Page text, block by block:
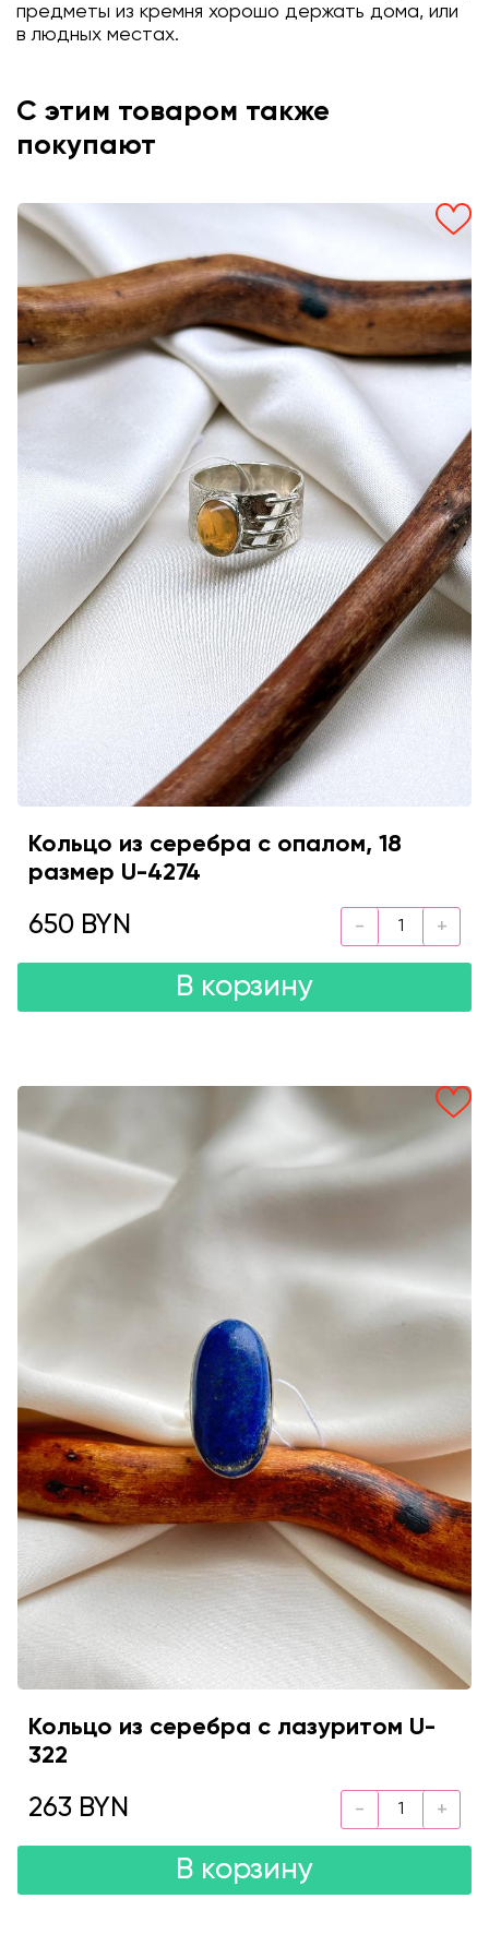
предметы из кремня хорошо держать дома, или
в людных местах.
С этим товаром также
покупают
Кольцо из серебра с опалом, 18
размер U-4274
650 BYN
В корзину
Кольцо из серебра с лазуритом U-
322
263 BYN
В корзину